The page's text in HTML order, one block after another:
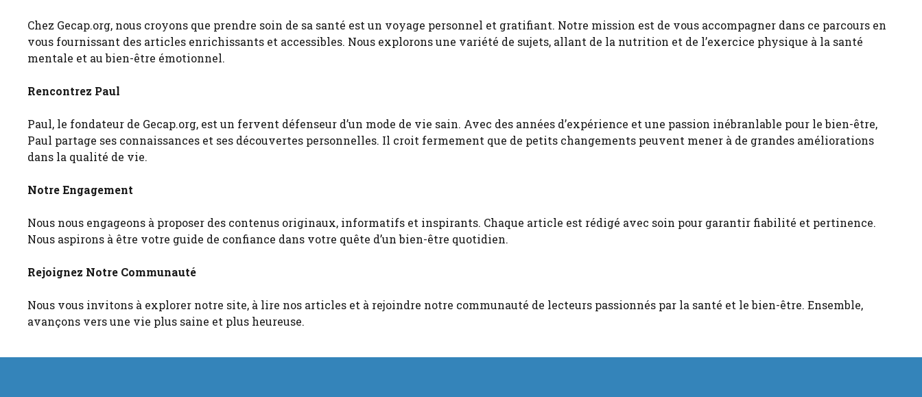
Chez Gecap.org, nous croyons que prendre soin de sa santé est un voyage personnel et gratifiant. Notre mission est de vous accompagner dans ce parcours en
vous fournissant des articles enrichissants et accessibles. Nous explorons une variété de sujets, allant de la nutrition et de l’exercice physique à la santé
mentale et au bien-être émotionnel.
Rencontrez Paul
Paul, le fondateur de Gecap.org, est un fervent défenseur d’un mode de vie sain. Avec des années d’expérience et une passion inébranlable pour le bien-être,
Paul partage ses connaissances et ses découvertes personnelles. Il croit fermement que de petits changements peuvent mener à de grandes améliorations
dans la qualité de vie.
Notre Engagement
Nous nous engageons à proposer des contenus originaux, informatifs et inspirants. Chaque article est rédigé avec soin pour garantir fiabilité et pertinence.
Nous aspirons à être votre guide de confiance dans votre quête d’un bien-être quotidien.
Rejoignez Notre Communauté
Nous vous invitons à explorer notre site, à lire nos articles et à rejoindre notre communauté de lecteurs passionnés par la santé et le bien-être. Ensemble,
avançons vers une vie plus saine et plus heureuse.